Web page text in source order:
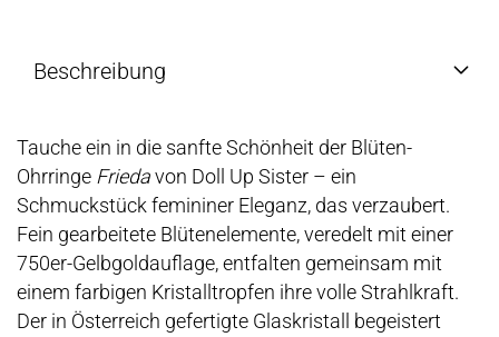
Beschreibung
Tauche ein in die sanfte Schönheit der Blüten-
Ohrringe Friedavon Doll Up Sister – ein
Schmuckstück femininer Eleganz, das verzaubert.
Fein gearbeitete Blütenelemente, veredelt mit einer
750er-Gelbgoldauflage, entfalten gemeinsam mit
einem farbigen Kristalltropfen ihre volle Strahlkraft.
Der in Österreich gefertigte Glaskristall begeistert